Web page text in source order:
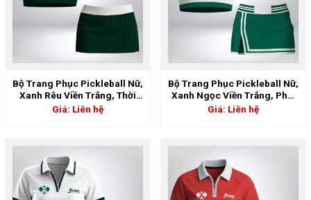
Bộ Trang Phục Pickleball Nữ,
Xanh Rêu Viền Trắng, Thời
Trang & Năng Động | 5GS-
Giá: Liên hệ
Bộ Trang Phục Pickleball Nữ,
Xanh Ngọc Viền Trắng, Phối
Cổ Polo Cá Tính | 5GS-06902
Giá: Liên hệ